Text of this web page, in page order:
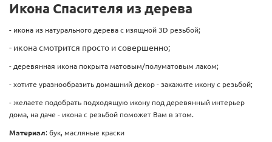
Икона Спасителя из дерева
- икона из натурального дерева с изящной 3D резьбой;
- икона смотрится просто и совершенно;
- деревянная икона покрыта матовым/полуматовым лаком;
- хотите уразнообразить домашний декор - закажите икону с резьбой;
- желаете подобрать подходящую икону под деревянный интерьер
дома, на даче - икона с резьбой поможет Вам в этом.
Материал: бук, масляные краски